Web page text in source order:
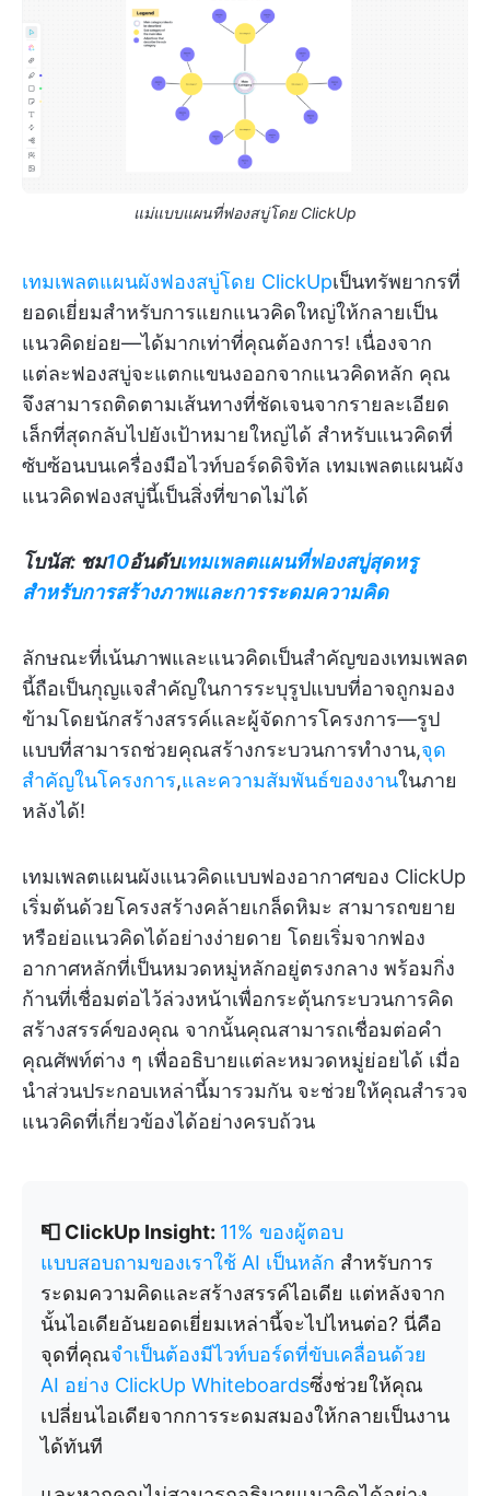
แม่แบบแผนที่ฟองสบู่โดย ClickUp
เทมเพลตแผนผังฟองสบู่โดย ClickUpเป็นทรัพยากรที่
ยอดเยี่ยมสำหรับการแยกแนวคิดใหญ่ให้กลายเป็น
แนวคิดย่อย—ได้มากเท่าที่คุณต้องการ! เนื่องจาก
แต่ละฟองสบู่จะแตกแขนงออกจากแนวคิดหลัก คุณ
จึงสามารถติดตามเส้นทางที่ชัดเจนจากรายละเอียด
เล็กที่สุดกลับไปยังเป้าหมายใหญ่ได้ สำหรับแนวคิดที่
ซับซ้อนบนเครื่องมือไวท์บอร์ดดิจิทัล เทมเพลตแผนผัง
แนวคิดฟองสบู่นี้เป็นสิ่งที่ขาดไม่ได้
โบนัส: ชม10อันดับเทมเพลตแผนที่ฟองสบู่สุดหรู
สำหรับการสร้างภาพและการระดมความคิด
ลักษณะที่เน้นภาพและแนวคิดเป็นสำคัญของเทมเพลต
นี้ถือเป็นกุญแจสำคัญในการระบุรูปแบบที่อาจถูกมอง
ข้ามโดยนักสร้างสรรค์และผู้จัดการโครงการ—รูป
แบบที่สามารถช่วยคุณสร้างกระบวนการทำงาน,จุด
สำคัญในโครงการ,และความสัมพันธ์ของงานในภาย
หลังได้!
เทมเพลตแผนผังแนวคิดแบบฟองอากาศของ ClickUp
เริ่มต้นด้วยโครงสร้างคล้ายเกล็ดหิมะ สามารถขยาย
หรือย่อแนวคิดได้อย่างง่ายดาย โดยเริ่มจากฟอง
อากาศหลักที่เป็นหมวดหมู่หลักอยู่ตรงกลาง พร้อมกิ่ง
ก้านที่เชื่อมต่อไว้ล่วงหน้าเพื่อกระตุ้นกระบวนการคิด
สร้างสรรค์ของคุณ จากนั้นคุณสามารถเชื่อมต่อคำ
คุณศัพท์ต่าง ๆ เพื่ออธิบายแต่ละหมวดหมู่ย่อยได้ เมื่อ
นำส่วนประกอบเหล่านี้มารวมกัน จะช่วยให้คุณสำรวจ
แนวคิดที่เกี่ยวข้องได้อย่างครบถ้วน
📮 ClickUp Insight: 11% ของผู้ตอบ
แบบสอบถามของเราใช้ AI เป็นหลัก สำหรับการ
ระดมความคิดและสร้างสรรค์ไอเดีย แต่หลังจาก
นั้นไอเดียอันยอดเยี่ยมเหล่านี้จะไปไหนต่อ? นี่คือ
จุดที่คุณจำเป็นต้องมีไวท์บอร์ดที่ขับเคลื่อนด้วย
AI อย่าง ClickUp Whiteboardsซึ่งช่วยให้คุณ
เปลี่ยนไอเดียจากการระดมสมองให้กลายเป็นงาน
ได้ทันที